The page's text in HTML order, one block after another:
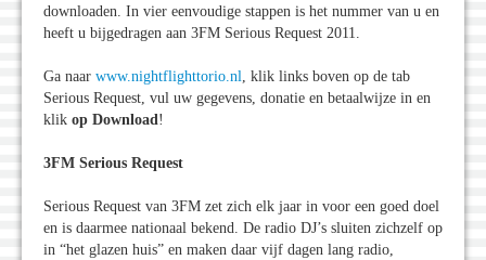
downloaden. In vier eenvoudige stappen is het nummer van u en
heeft u bijgedragen aan 3FM Serious Request 2011.
Ga naar www.nightflighttorio.nl, klik links boven op de tab
Serious Request, vul uw gegevens, donatie en betaalwijze in en
klik op Download!
3FM Serious Request
Serious Request van 3FM zet zich elk jaar in voor een goed doel
en is daarmee nationaal bekend. De radio DJ’s sluiten zichzelf op
in “het glazen huis” en maken daar vijf dagen lang radio,